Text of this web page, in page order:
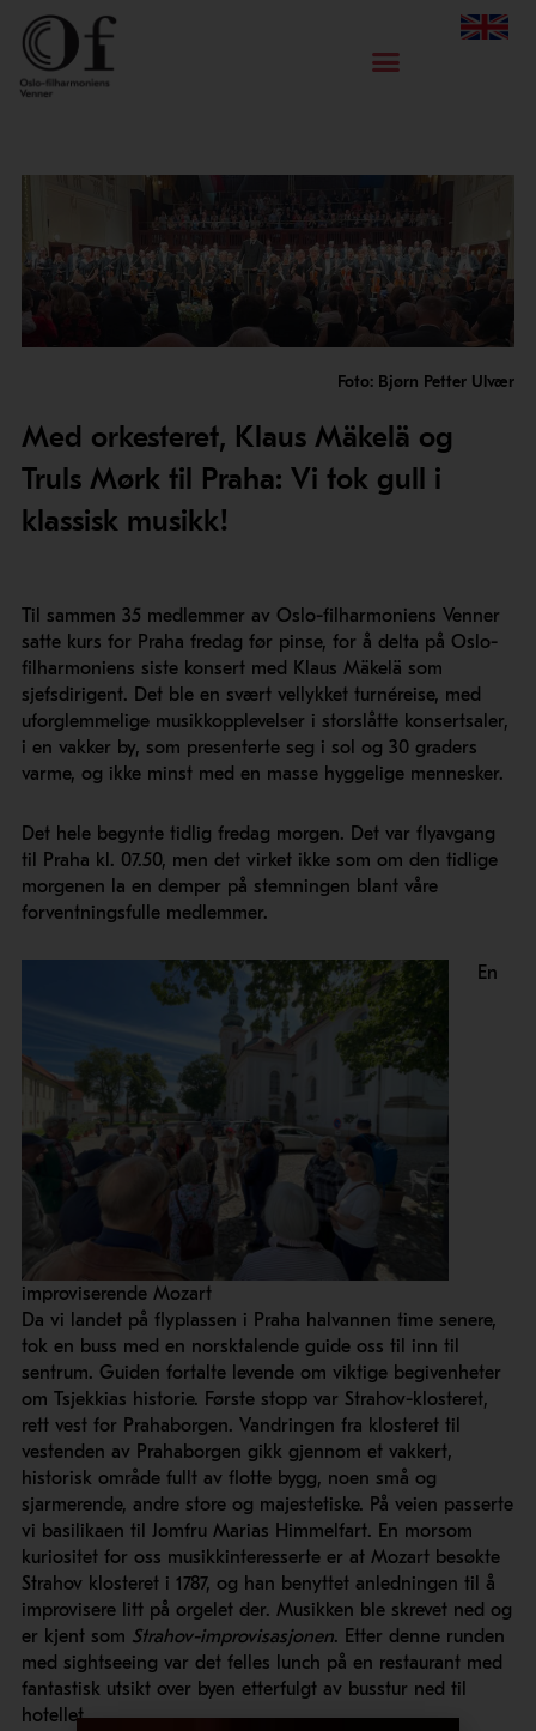
rett
innholdet
Foto: Bjørn Petter Ulvær
Med orkesteret, Klaus Mäkelä og
Truls Mørk til Praha: Vi tok gull i
klassisk musikk!
Til sammen 35 medlemmer av Oslo-filharmoniens Venner
satte kurs for Praha fredag før pinse, for å delta på Oslo-
filharmoniens siste konsert med Klaus Mäkelä som
sjefsdirigent. Det ble en svært vellykket turnéreise, med
uforglemmelige musikkopplevelser i storslåtte konsertsaler,
i en vakker by, som presenterte seg i sol og 30 graders
varme, og ikke minst med en masse hyggelige mennesker.
Det hele begynte tidlig fredag morgen. Det var flyavgang
til Praha kl. 07.50, men det virket ikke som om den tidlige
morgenen la en demper på stemningen blant våre
forventningsfulle medlemmer.
En
improviserende Mozart
Da vi landet på flyplassen i Praha halvannen time senere,
tok en buss med en norsktalende guide oss til inn til
sentrum. Guiden fortalte levende om viktige begivenheter
om Tsjekkias historie. Første stopp var Strahov-klosteret,
rett vest for Prahaborgen. Vandringen fra klosteret til
vestenden av Prahaborgen gikk gjennom et vakkert,
historisk område fullt av flotte bygg, noen små og
sjarmerende, andre store og majestetiske. På veien passerte
vi basilikaen til Jomfru Marias Himmelfart. En morsom
kuriositet for oss musikkinteresserte er at Mozart besøkte
Strahov klosteret i 1787, og han benyttet anledningen til å
improvisere litt på orgelet der. Musikken ble skrevet ned og
er kjent som Strahov-improvisasjonen. Etter denne runden
med sightseeing var det felles lunch på en restaurant med
fantastisk utsikt over byen etterfulgt av busstur ned til
hotellet.